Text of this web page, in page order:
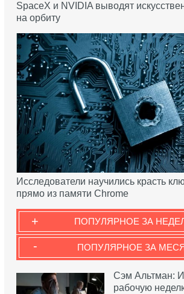
SpaceX и NVIDIA выводят
на орбиту
Исследователи научились красть
прямо из памяти Chrome
ПОПУЛЯРНОЕ ЗА
+
ПОПУЛЯРНОЕ ЗА
-
Сэм Альтман:
рабочую